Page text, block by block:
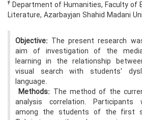
4 Department of Humanities, Faculty of
Literature, Azarbayjan Shahid Madani
Objective: The present research
aim of investigation of the
learning in the relationship
visual search with students'
language.
Methods: The method of the
analysis correlation.
among the students of the first